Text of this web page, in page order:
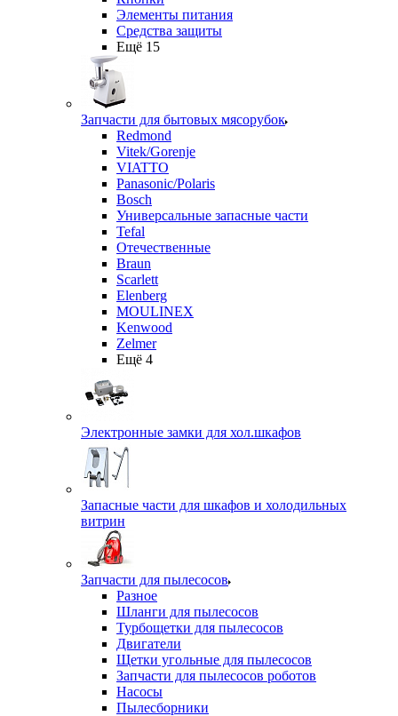
Элементы питания
Средства защиты
Ещё 15
Запчасти для бытовых мясорубок
Redmond
Vitek/Gorenje
VIATTO
Panasonic/Polaris
Bosch
Универсальные запасные части
Tefal
Отечественные
Braun
Scarlett
Elenberg
MOULINEX
Kenwood
Zelmer
Ещё 4
Электронные замки для хол.шкафов
Запасные части для шкафов и холодильных
витрин
Запчасти для пылесосов
Разное
Шланги для пылесосов
Турбощетки для пылесосов
Двигатели
Щетки угольные для пылесосов
Запчасти для пылесосов роботов
Насосы
Пылесборники